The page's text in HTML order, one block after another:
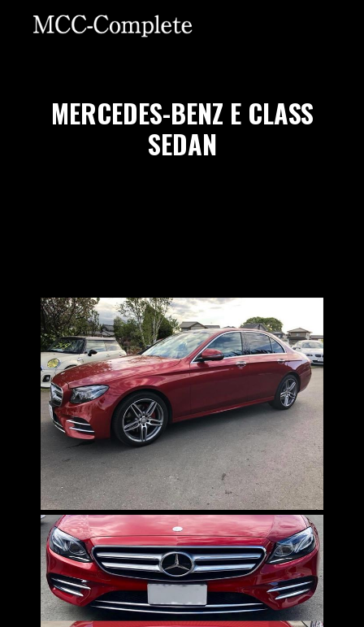
MERCEDES-BENZ E CLASS
SEDAN